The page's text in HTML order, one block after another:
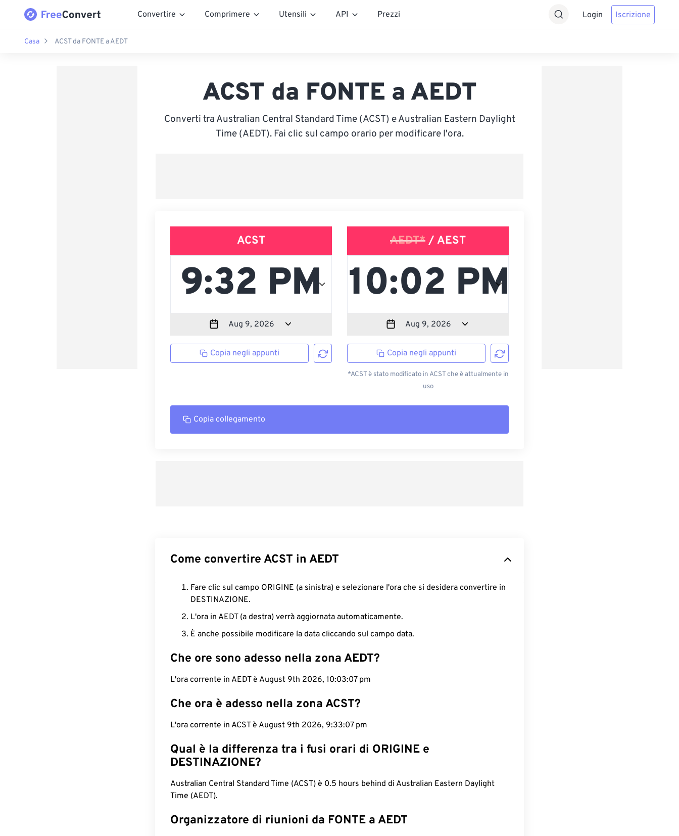
Convertire Comprimere Utensili API Prezzi Login Iscrizione
Casa ACST da FONTE a AEDT
ACST da FONTE a AEDT
Converti tra Australian Central Standard Time (ACST) e Australian Eastern Daylight
Time (AEDT). Fai clic sul campo orario per modificare l'ora.
ACST
Copia negli appunti
AEDT* / AEST
Copia negli appunti
*ACST è stato modificato in ACST che è attualmente in
uso
Copia collegamento
Come convertire ACST in AEDT
Fare clic sul campo ORIGINE (a sinistra) e selezionare l'ora che si desidera convertire in
DESTINAZIONE.
L'ora in AEDT (a destra) verrà aggiornata automaticamente.
È anche possibile modificare la data cliccando sul campo data.
Che ore sono adesso nella zona AEDT?
L'ora corrente in AEDT è August 9th 2026, 10:03:08 pm
Che ora è adesso nella zona ACST?
L'ora corrente in ACST è August 9th 2026, 9:33:08 pm
Qual è la differenza tra i fusi orari di ORIGINE e
DESTINAZIONE?
Australian Central Standard Time (ACST) è 0.5 hours behind di Australian Eastern Daylight
Time (AEDT).
Organizzatore di riunioni da FONTE a AEDT